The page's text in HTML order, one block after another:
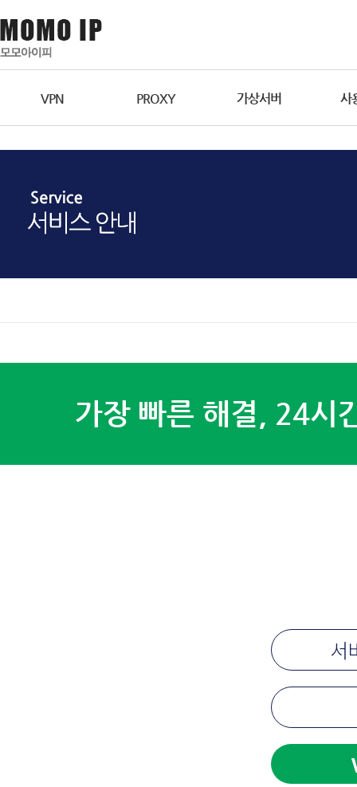
VPN PROXY 가상서버 사
가장 빠른 해결, 24시
서